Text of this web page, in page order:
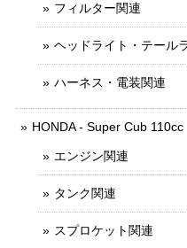
フィルター関連
ヘッドライト・テール
ハーネス・電装関連
HONDA - Super Cub 110cc
エンジン関連
タンク関連
スプロケット関連